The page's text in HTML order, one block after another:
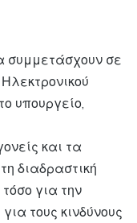
συμμετάσχουν σε
υπουργείο,
και τα
διαδραστική
για την
τους κινδύνους